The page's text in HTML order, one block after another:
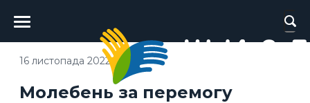
Головне
меню
Молебень за перемогу
16 листопада 2022